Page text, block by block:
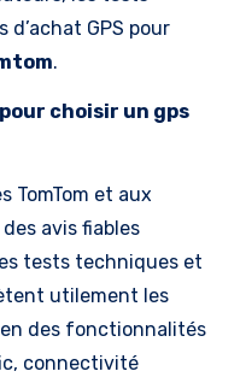
Voie, Fixation
GPS pour
.
choisir un gps
TomTom et aux
avis fiables
tests techniques et
utilement les
des fonctionnalités
connectivité